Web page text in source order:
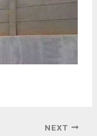
NEXT